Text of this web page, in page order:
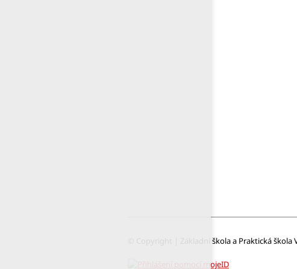
© Copyright | Základní škola a Praktická škola